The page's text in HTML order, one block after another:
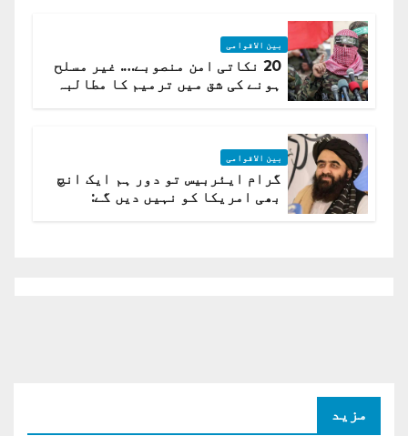
بین الاقوامی
20 نکاتی امن منصوبے…. غیر مسلح
ہونے کی شق میں ترمیم کا مطالبہ
بین الاقوامی
گرام ایئربیس تو دور ہم ایک انچ
بھی امریکا کو نہیں دیں گے:
مزید